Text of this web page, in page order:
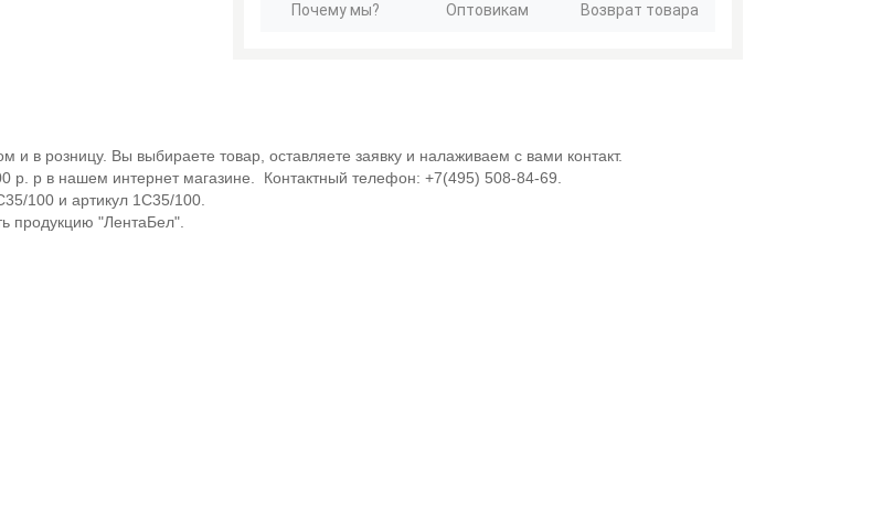
Почему мы? Оптовикам Возврат товара
и в розницу. Вы выбираете товар, оставляете заявку и налаживаем с вами контакт.
р в нашем интернет магазине. Контактный телефон: +7(495) 508-84-69.
100 и артикул 1С35/100.
продукцию "ЛентаБел".